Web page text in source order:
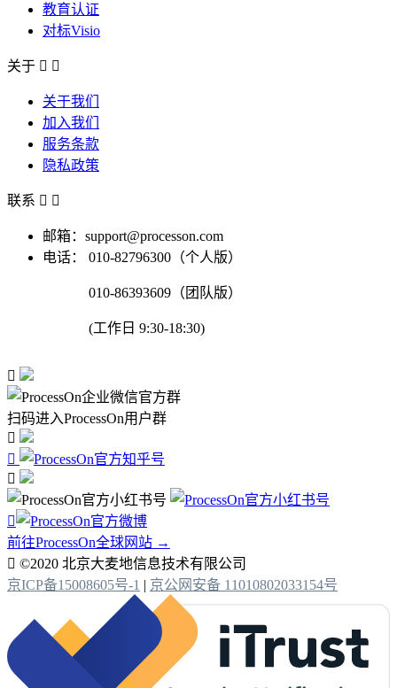
教育认证
对标Visio
关于  
关于我们
加入我们
服务条款
隐私政策
联系  
邮箱：support@processon.com
电话：
010-82796300（个人版）
010-86393609（团队版）
(工作日 9:30-18:30)

扫码进入ProcessOn用户群




前往ProcessOn全球网站 →
 ©2020 北京大麦地信息技术有限公司
京ICP备15008605号-1 | 京公网安备 11010802033154号